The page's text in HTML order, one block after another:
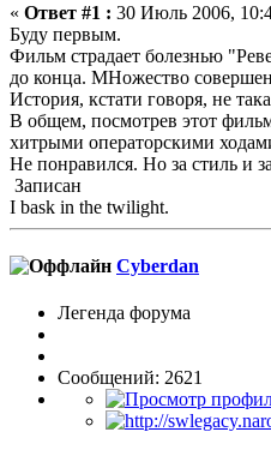
« Ответ #1 : 30 Июль 2006,
Буду первым.
Фильм страдает болезнью
до конца. МНожество
История, кстати говоря, не
В общем, посмотрев этот
хитрыми операторскими
Не понравился. Но за стиль и
Записан
I bask in the twilight.
Cyberdan
Легенда форума
Сообщений: 2621